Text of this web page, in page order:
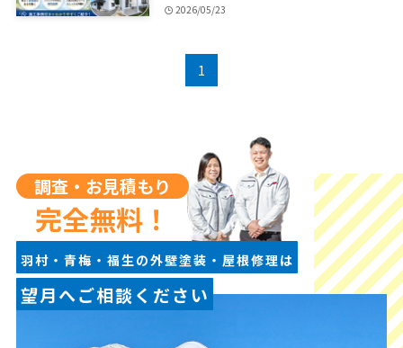
2026/05/23
1
調査・お見積もり
完全無料！
羽村・青梅・福生の外壁塗装・屋根修理は
望月へご相談ください